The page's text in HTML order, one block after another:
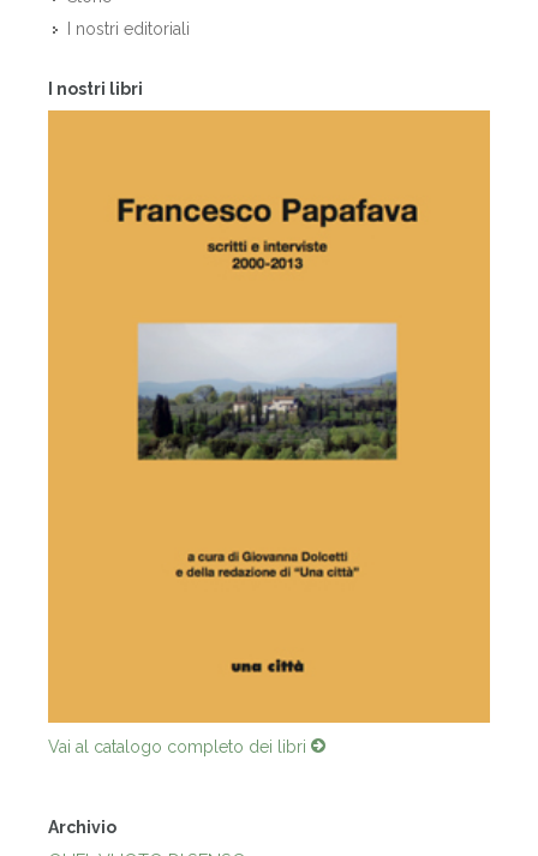
I nostri editoriali
I nostri libri
Vai al catalogo completo dei libri
Archivio